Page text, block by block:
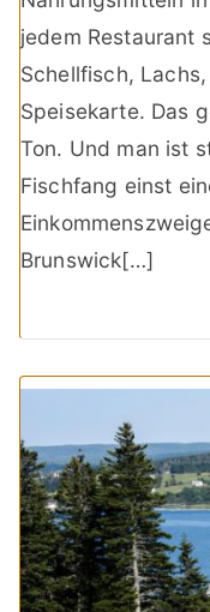
jedem Restaurant
Schellfisch,
Speisekarte. Das
Ton. Und man ist
Fischfang einst
Brunswick[…]